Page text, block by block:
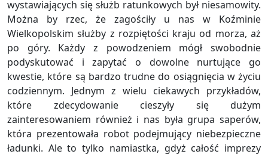
wystawiających się służb ratunkowych był niesamowity.
Można by rzec, że zagościły u nas w Koźminie
Wielkopolskim służby z rozpiętości kraju od morza, aż
po góry. Każdy z powodzeniem mógł swobodnie
podyskutować i zapytać o dowolne nurtujące go
kwestie, które są bardzo trudne do osiągnięcia w życiu
codziennym. Jednym z wielu ciekawych przykładów,
które zdecydowanie cieszyły się dużym
zainteresowaniem również i nas była grupa saperów,
która prezentowała robot podejmujący niebezpieczne
ładunki. Ale to tylko namiastka, gdyż całość imprezy